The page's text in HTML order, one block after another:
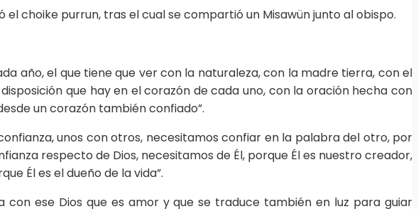
choike purrun, tras el cual se compartió un Misawün junto al obispo.
año, el que tiene que ver con la naturaleza, con la madre tierra, con el
que hay en el corazón de cada uno, con la oración hecha con
un corazón también confiado”.
unos con otros, necesitamos confiar en la palabra del otro, por
respecto de Dios, necesitamos de Él, porque Él es nuestro creador,
Él es el dueño de la vida”.
ese Dios que es amor y que se traduce también en luz para guiar